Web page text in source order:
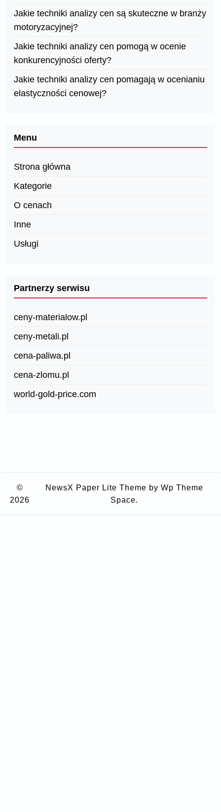
Jakie techniki analizy cen są skuteczne w branży
motoryzacyjnej?
Jakie techniki analizy cen pomogą w ocenie
konkurencyjności oferty?
Jakie techniki analizy cen pomagają w ocenianiu
elastyczności cenowej?
Menu
Strona główna
Kategorie
O cenach
Inne
Usługi
Partnerzy serwisu
ceny-materialow.pl
ceny-metali.pl
cena-paliwa.pl
cena-zlomu.pl
world-gold-price.com
©
2026
NewsX Paper Lite Theme by Wp Theme
Space.